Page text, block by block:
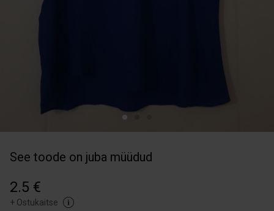
See toode on juba müüdud
2.5 €
+ Ostukaitse